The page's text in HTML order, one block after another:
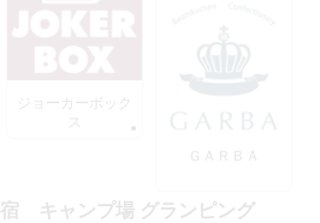
ジョーカーボック
ス
ＧＡＲＢＡ
宿 キャンプ場 グランピング